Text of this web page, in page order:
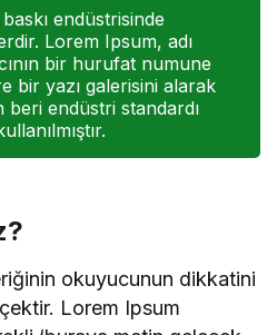
endüstrisinde
Lorem Ipsum, adı
bir hurufat numune
bir yazı galerisini alarak
beri endüstri standardı
okuyucunun dikkatini
Lorem Ipsum